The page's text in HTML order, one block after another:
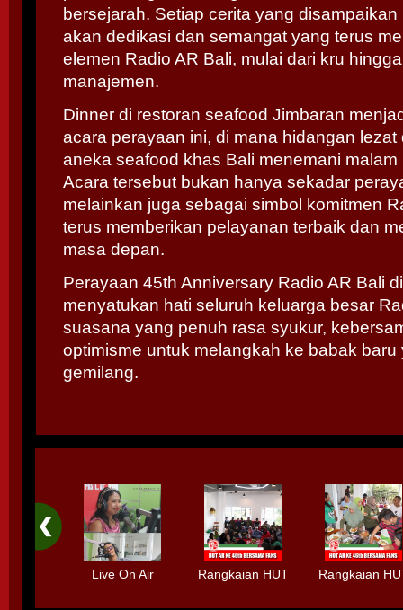
bersejarah. Setiap cerita yang
akan dedikasi dan semangat yang terus
elemen Radio AR Bali, mulai dari kru
manajemen.
Dinner di restoran seafood Jimbaran
acara perayaan ini, di mana hidangan lezat
aneka seafood khas Bali menemani
Acara tersebut bukan hanya sekadar
melainkan juga sebagai simbol komitmen
terus memberikan pelayanan terbaik dan
masa depan.
Perayaan 45th Anniversary Radio AR Bali
menyatukan hati seluruh keluarga besar
suasana yang penuh rasa syukur,
optimisme untuk melangkah ke babak baru
gemilang.
Live On Air
Debut Album -
Rangkaian HUT
46th Bersama
Rangkaian
46th Bersama